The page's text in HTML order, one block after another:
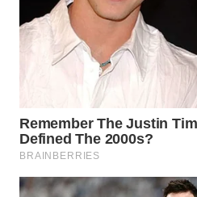
KONSUMEN
LISTRIK
MASYARAKAT
KELISTRIKAN
WALINKI